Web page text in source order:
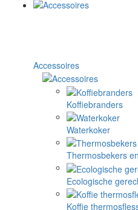
Accessoires
Koffiebranders
Waterkoker
Thermosbekers
Ecologische
Koffie